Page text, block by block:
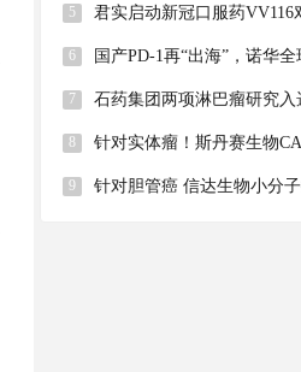
5
君实启动新冠口服药VV116
6
国产PD-1再“出海”，诺华
7
石药集团两项淋巴瘤研究入
8
针对实体瘤！斯丹赛生物
9
针对胆管癌 信达生物小分